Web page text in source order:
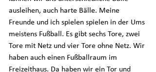
ausleihen, auch harte Bälle. Meine
Freunde und ich spielen spielen in der Ums
meistens Fußball. Es gibt sechs Tore, zwei
Tore mit Netz und vier Tore ohne Netz. Wir
haben auch einen Fußballraum im
Freizeithaus. Da haben wir ein Tor und